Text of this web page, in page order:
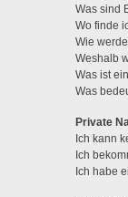
Was sind
Wo finde
Wie
Weshalb
Was ist
Was
Private
Ich kann
Ich
Ich habe